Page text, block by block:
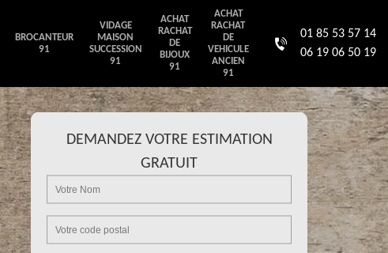
BROCANTEUR
91
VIDAGE
MAISON
SUCCESSION
91
ACHAT
RACHAT
DE
BIJOUX
91
ACHAT
RACHAT
DE
VEHICULE
ANCIEN
91
01 85 53 57 14
06 19 06 50 19
DEMANDEZ VOTRE ESTIMATION
GRATUIT